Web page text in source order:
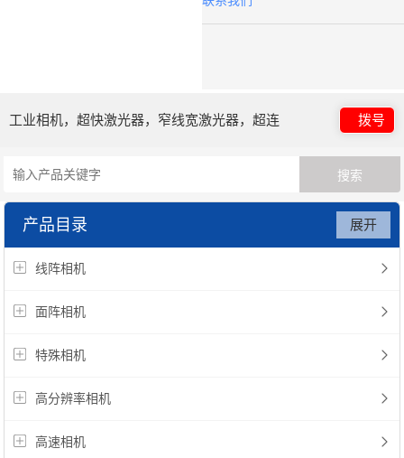
工业相机，超快激光器，窄线宽激光器，超连
续谱光源，光子晶体光纤
拨号
产品目录
线阵相机
面阵相机
特殊相机
高分辨率相机
高速相机
展开